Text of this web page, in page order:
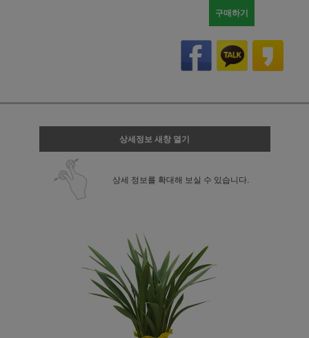
구매하기
상세정보 새창 열기
상세 정보를 확대해 보실 수 있습니다.